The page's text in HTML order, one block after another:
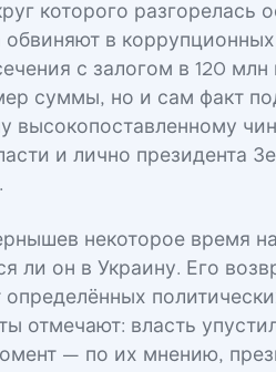
которого разгорелась
в
с залогом в 120 млн
суммы, но и сам факт
высокопоставленному
и лично президента
некоторое время
ли он в Украину. Его
определённых
отмечают: власть
— по их мнению,